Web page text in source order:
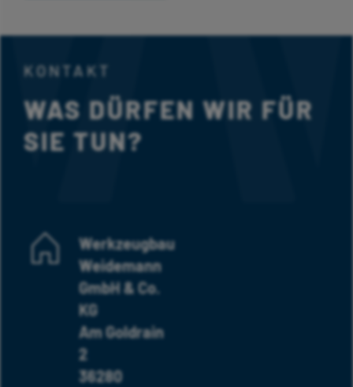
KONTAKT
WAS DÜRFEN WIR FÜR
SIE TUN?
Werkzeugbau
Weidemann
GmbH & Co.
KG
Am Goldrain
2
36280